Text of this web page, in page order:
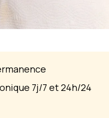
7j/7 et 24h/24